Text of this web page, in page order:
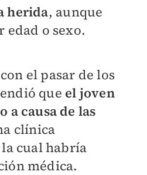
herida, aunque
edad o sexo.
el pasar de los
que el joven
a causa de las
clínica
cual habría
médica.